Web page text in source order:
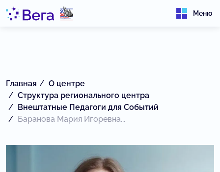
Меню
Главная
О центре
Структура регионального центра
Внештатные Педагоги для Событий
Баранова Мария Игоревна...